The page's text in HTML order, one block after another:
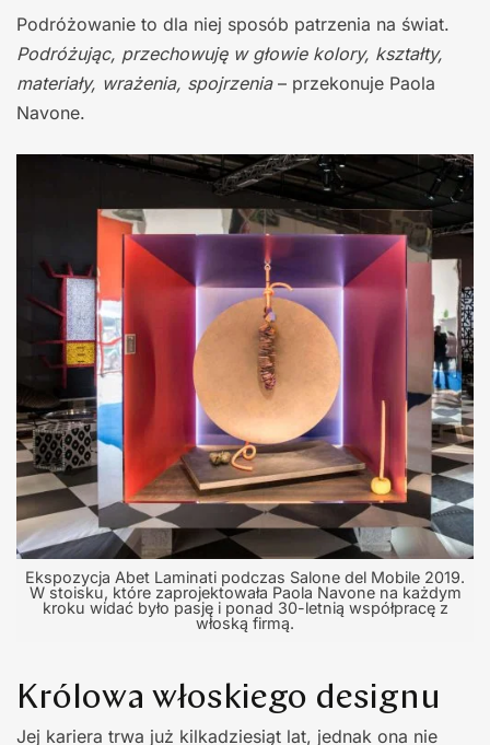
Podróżowanie to dla niej sposób patrzenia na świat.
Podróżując, przechowuję w głowie kolory, kształty,
materiały, wrażenia, spojrzenia– przekonuje Paola
Navone.
Ekspozycja Abet Laminati podczas Salone del Mobile 2019.
W stoisku, które zaprojektowała Paola Navone na każdym
kroku widać było pasję i ponad 30-letnią współpracę z
włoską firmą.
Królowa włoskiego designu
Jej kariera trwa już kilkadziesiąt lat, jednak ona nie